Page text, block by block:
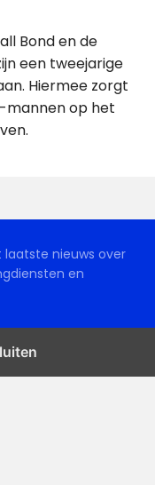
Bond en de
een tweejarige
Hiermee zorgt
mannen op het
nieuws over
en